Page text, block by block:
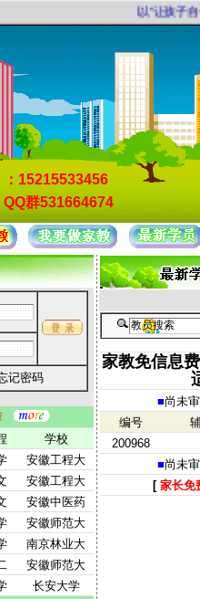
以“让孩子
：15215533456
QQ群531664674
记密码
学校
安徽工程大
安徽工程大
安徽中医药
安徽师范大
南京林业大
安徽师范大
长安大学
家教免信息
■尚未
编号
200968
■尚未
[ 家长免